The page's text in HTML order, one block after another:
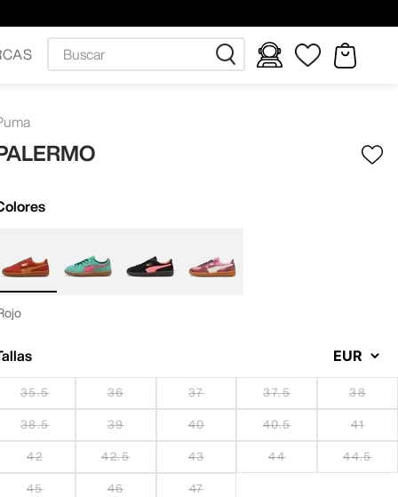
35.5 36 37 37.5 38
38.5 39 40 40.5 41
42 42.5 43 44 44.5
45 46 47